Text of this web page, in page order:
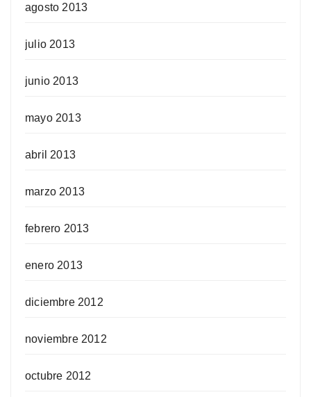
agosto 2013
julio 2013
junio 2013
mayo 2013
abril 2013
marzo 2013
febrero 2013
enero 2013
diciembre 2012
noviembre 2012
octubre 2012